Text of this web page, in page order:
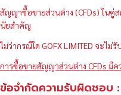
สัญญาซื้อขายส่วนต่าง (CFDs) ในคู่ส
นัยสำคัญ
ไม่ว่ากรณีใด GOFX LIMITED จะ
การซื้อขายสัญญาส่วนต่าง CFDs มี
ข้อจำกัดความรับผิดชอบ :